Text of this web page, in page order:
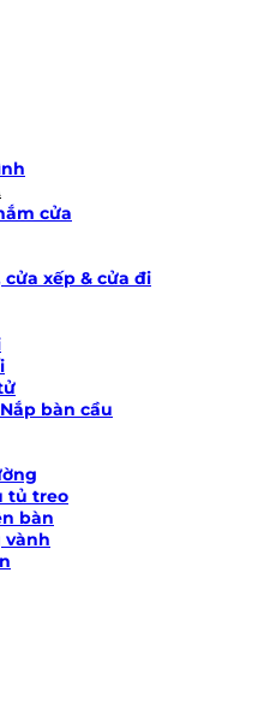
cửa
xếp & cửa đi
bàn cầu
tủ treo
bàn
vành